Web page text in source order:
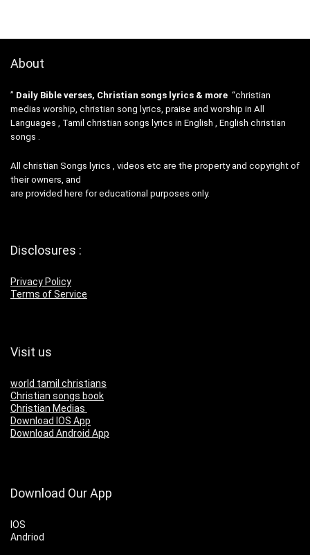
About
” Daily Bible verses, Christian songs lyrics & more “christian
medias worship, christian song lyrics, praise and worship in All
Languages , Tamil christian songs lyrics in English , English christian
songs .
All christian Songs lyrics , videos etc are the property and copyright of
their owners, and
are provided here for educational purposes only.
Disclosures :
Privacy Policy
Terms of Service
Visit us
world tamil christians
Christian songs book
Christian Medias
Download IOS App
Download Android App
Download Our App
IOS
Andriod